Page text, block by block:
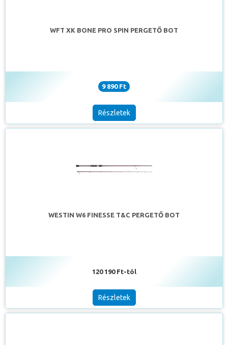
WFT XK BONE PRO SPIN PERGETŐ BOT
9 890 Ft
Részletek
WESTIN W6 FINESSE T&C PERGETŐ BOT
120 190 Ft-tól
Részletek